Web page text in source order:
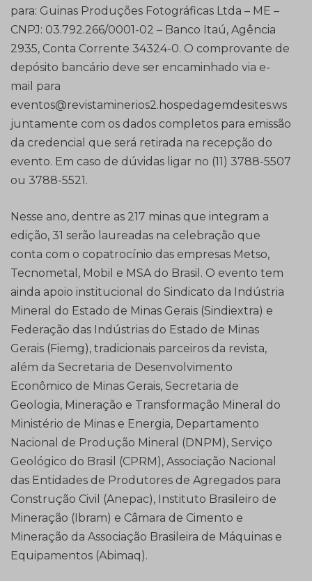
para: Guinas Produções Fotográficas Ltda – ME –
CNPJ: 03.792.266/0001-02 – Banco Itaú, Agência
2935, Conta Corrente 34324-0. O comprovante de
depósito bancário deve ser encaminhado via e-
mail para
eventos@revistaminerios2.hospedagemdesites.ws
juntamente com os dados completos para emissão
da credencial que será retirada na recepção do
evento. Em caso de dúvidas ligar no (11) 3788-5507
ou 3788-5521.
Nesse ano, dentre as 217 minas que integram a
edição, 31 serão laureadas na celebração que
conta com o copatrocínio das empresas Metso,
Tecnometal, Mobil e MSA do Brasil. O evento tem
ainda apoio institucional do Sindicato da Indústria
Mineral do Estado de Minas Gerais (Sindiextra) e
Federação das Indústrias do Estado de Minas
Gerais (Fiemg), tradicionais parceiros da revista,
além da Secretaria de Desenvolvimento
Econômico de Minas Gerais, Secretaria de
Geologia, Mineração e Transformação Mineral do
Ministério de Minas e Energia, Departamento
Nacional de Produção Mineral (DNPM), Serviço
Geológico do Brasil (CPRM), Associação Nacional
das Entidades de Produtores de Agregados para
Construção Civil (Anepac), Instituto Brasileiro de
Mineração (Ibram) e Câmara de Cimento e
Mineração da Associação Brasileira de Máquinas e
Equipamentos (Abimaq).